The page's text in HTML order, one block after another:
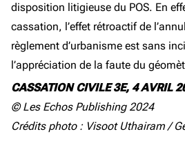
disposition litigieuse du POS. En
cassation, l’effet rétroactif de
règlement d’urbanisme est sans
l’appréciation de la faute du
CASSATION CIVILE 3E, 4 AVRIL
© Les Echos Publishing 2024
Crédits photo : Visoot Uthairam /